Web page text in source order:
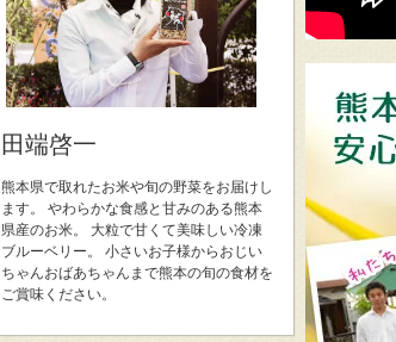
田端啓一
熊本県で取れたお米や旬の野菜をお届けし
ます。 やわらかな食感と甘みのある熊本
県産のお米。 大粒で甘くて美味しい冷凍
ブルーベリー。 小さいお子様からおじい
ちゃんおばあちゃんまで熊本の旬の食材を
ご賞味ください。